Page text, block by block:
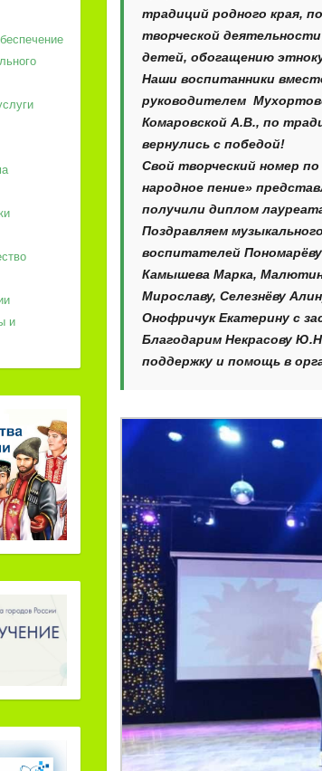
традиций родного края,
творческой
детей, обогащению
Наши воспитанники
руководителем
Комаровской А.В., по
вернулись с победой!
Свой творческий номер
народное пение»
получили диплом
Поздравляем
воспитателей
Камышева Марка,
Мирославу, Селезнёву
Онофричук Екатерину с
Благодарим Некрасову
поддержку и помощь в
и